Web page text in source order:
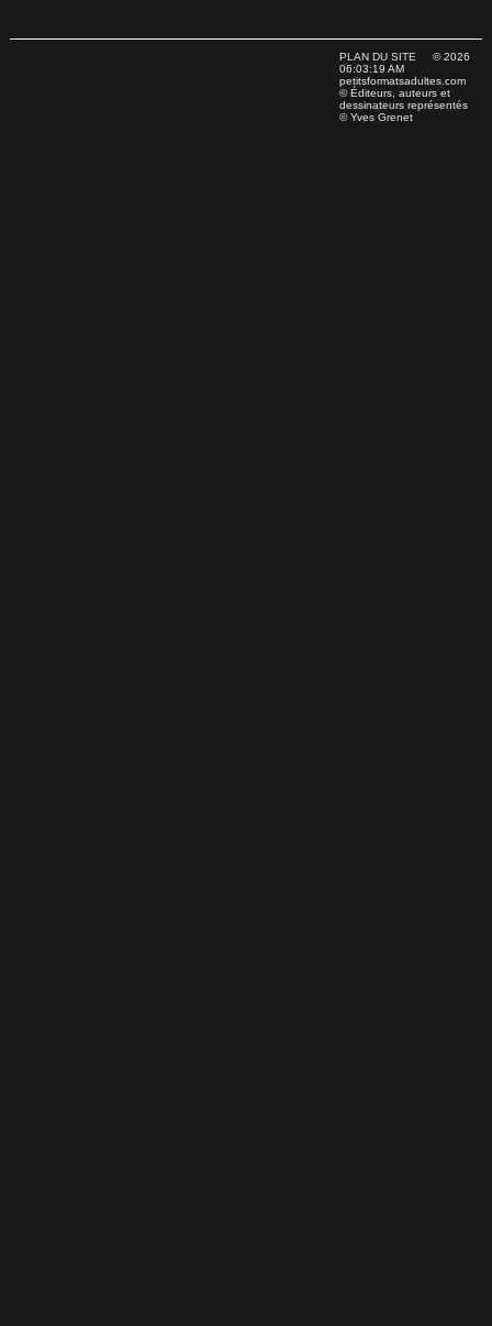
PLAN DU SITE © 2026
06:03:19 AM
petitsformatsadultes.com
© Éditeurs, auteurs et
dessinateurs représentés
© Yves Grenet